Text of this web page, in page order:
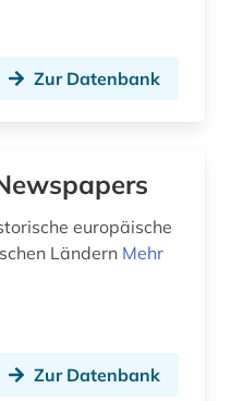
geschichte 1820-1939 (1)
geschichte 1892-1957 (1)
geschichte 1945-1995 (2)
Zur Datenbank
europäische
Ländern Mehr
Zur Datenbank